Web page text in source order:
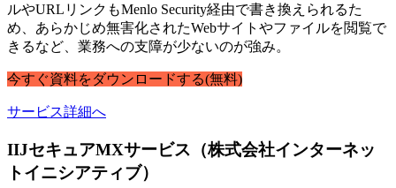
ルやURLリンクもMenlo Security経由で書き換えられるた
め、あらかじめ無害化されたWebサイトやファイルを閲覧で
きるなど、業務への支障が少ないのが強み。
今すぐ資料をダウンロードする(無料)
サービス詳細へ
IIJセキュアMXサービス（株式会社インターネッ
トイニシアティブ）